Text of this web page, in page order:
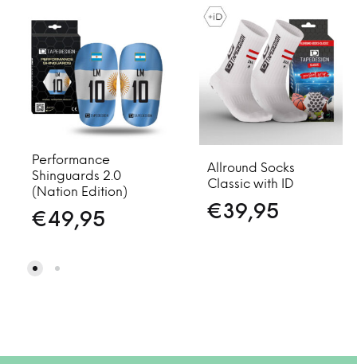
Performance
Shinguards 2.0
(Nation Edition)
€49,95
Allround Socks
Classic with ID
€39,95